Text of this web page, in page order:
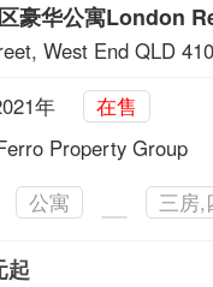
豪华公寓London
West End QLD
年
在售
Property Group
公寓 三房,
起